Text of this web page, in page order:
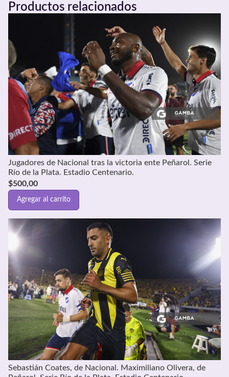
Productos relacionados
Jugadores de Nacional tras la victoria ente Peñarol. Serie
Río de la Plata. Estadio Centenario.
$500,00
Agregar al carrito
Sebastián Coates, de Nacional. Maximiliano Olivera, de